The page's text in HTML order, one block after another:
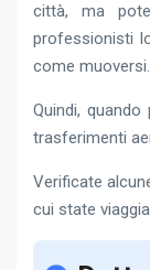
città, ma
professionisti
come muoversi.
Quindi,
trasferimenti
Verificate
cui state